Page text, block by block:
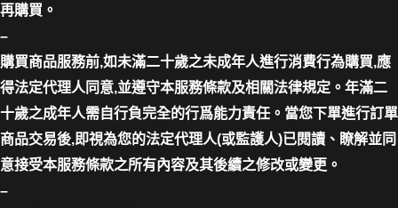
再購買。
–
購買商品服務前,如未滿二十歲之未成年人進行消費行為購買,應
得法定代理人同意,並遵守本服務條款及相關法律規定。年滿二
十歲之成年人需自行負完全的行爲能力責任。當您下單進行訂單
商品交易後,即視為您的法定代理人(或監護人)已閱讀、瞭解並同
意接受本服務條款之所有內容及其後續之修改或變更。
–